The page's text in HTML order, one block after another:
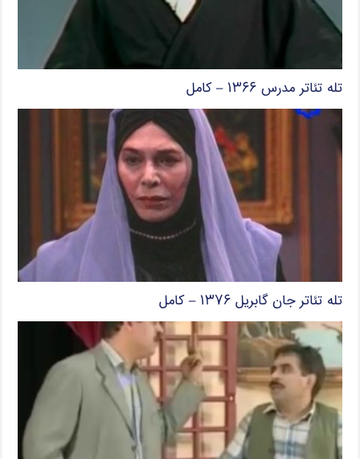
تله تئاتر مدرس ۱۳۶۶ – کامل
تله تئاتر جان گابریل ۱۳۷۶ – کامل